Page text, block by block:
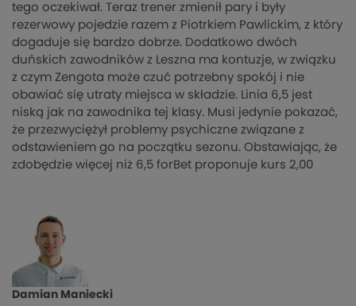
tego oczekiwał. Teraz trener zmienił pary i były
rezerwowy pojedzie razem z Piotrkiem Pawlickim, z który
dogaduje się bardzo dobrze. Dodatkowo dwóch
duńskich zawodników z Leszna ma kontuzje, w związku
z czym Zengota może czuć potrzebny spokój i nie
obawiać się utraty miejsca w składzie. Linia 6,5 jest
niską jak na zawodnika tej klasy. Musi jedynie pokazać,
że przezwyciężył problemy psychiczne związane z
odstawieniem go na początku sezonu. Obstawiając, że
zdobędzie więcej niż 6,5 forBet proponuje kurs 2,00
Damian Maniecki